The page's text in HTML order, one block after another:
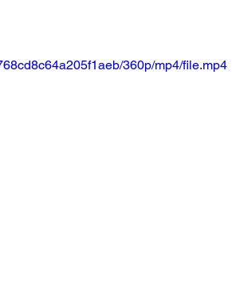
360p/mp4/file.mp4